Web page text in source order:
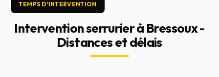
TEMPS D'INTERVENTION
Intervention serrurier à Bressoux -
Distances et délais